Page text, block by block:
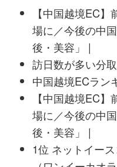
【中国越境EC
場に／今後の中
後・美容」 |
訪日数が多い分
中国越境ECラン
【中国越境EC
場に／今後の中
後・美容」 |
1位 ネットイー